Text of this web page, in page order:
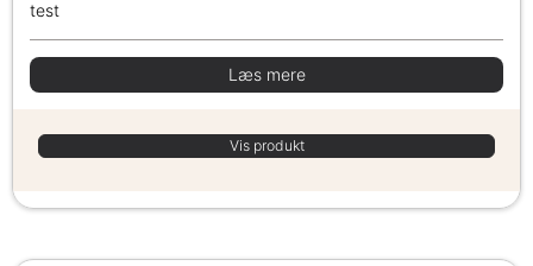
test
Læs mere
Vis produkt